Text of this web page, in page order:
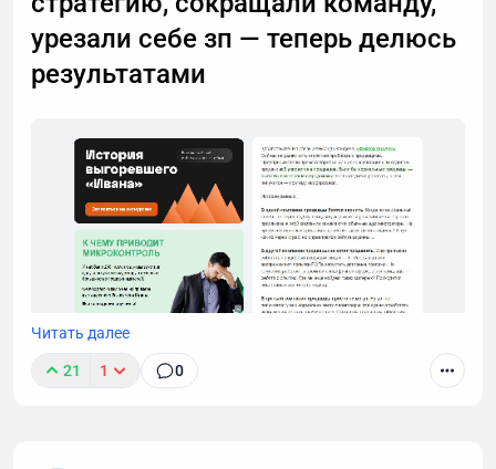
урезали себе зп — теперь делюсь
результатами
Читать далее
21 1 0